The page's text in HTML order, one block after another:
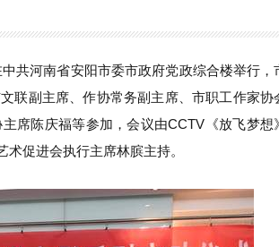
共河南省安阳市委市政府党政综合楼举行，
联副主席、作协常务副主席、市职工作家协
席陈庆福等参加，会议由CCTV《放飞梦想
促进会执行主席林膑主持。